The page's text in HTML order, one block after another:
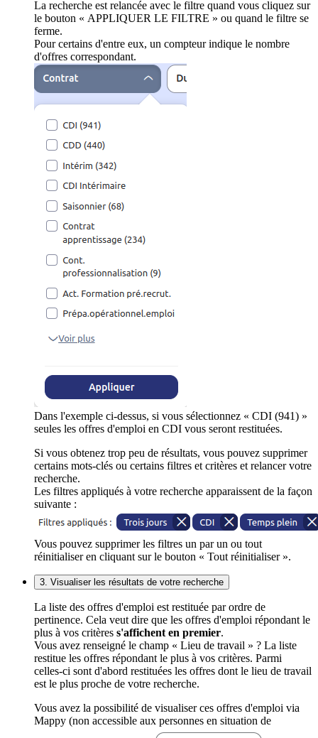
La recherche est relancée avec le filtre quand vous cliquez sur
le bouton « APPLIQUER LE FILTRE » ou quand le filtre se
ferme.
Pour certains d'entre eux, un compteur indique le nombre
d'offres correspondant.
Dans l'exemple ci-dessus, si vous sélectionnez « CDI (941) »
seules les offres d'emploi en CDI vous seront restituées.
Si vous obtenez trop peu de résultats, vous pouvez supprimer
certains mots-clés ou certains filtres et critères et relancer votre
recherche.
Les filtres appliqués à votre recherche apparaissent de la façon
suivante :
Vous pouvez supprimer les filtres un par un ou tout
réinitialiser en cliquant sur le bouton « Tout réinitialiser ».
3. Visualiser les résultats de votre recherche
La liste des offres d'emploi est restituée par ordre de
pertinence. Cela veut dire que les offres d'emploi répondant le
plus à vos critères s'affichent en premier.
Vous avez renseigné le champ « Lieu de travail » ? La liste
restitue les offres répondant le plus à vos critères. Parmi
celles-ci sont d'abord restituées les offres dont le lieu de travail
est le plus proche de votre recherche.
Vous avez la possibilité de visualiser ces offres d'emploi via
Mappy (non accessible aux personnes en situation de